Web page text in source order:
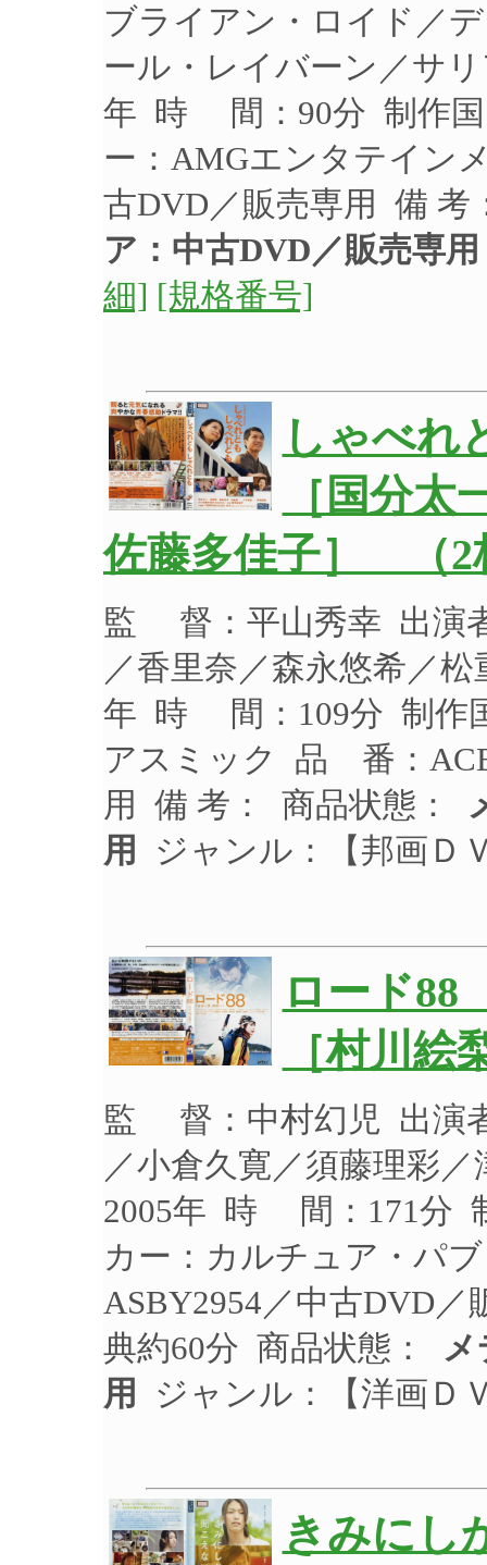
ブライアン・ロイド／
ール・レイバーン／サ
年 時 間：90分 制作国
ー：AMGエンタテイン
古DVD／販売専用 備 考
ア：中古DVD／販売専用
細] [規格番号]
しゃべ
［国分
佐藤多佳子］ （2
監 督：平山秀幸 出演
／香里奈／森永悠希／
年 時 間：109分 制作
アスミック 品 番：
用 備 考： 商品状態：
用
ジャンル：【邦画Ｄ
ロード
［村川絵
監 督：中村幻児 出演
／小倉久寛／須藤理彩
2005年 時 間：171分
カー：カルチュア・パ
ASBY2954／中古DVD
典約60分 商品状態：
用
ジャンル：【洋画Ｄ
きみにし